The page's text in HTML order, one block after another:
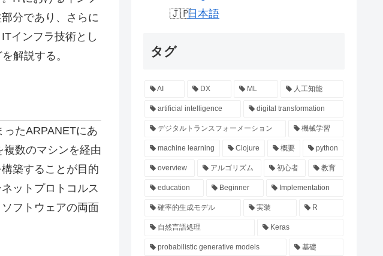
分であり、さらに
インフラ技術とし
解説する。
たARPANETにあ
複数のマシンを経由
築することが目的
ットプロトコルス
フトウェアの両面
日本語
タグ
AI DX ML 人工知能
artificial intelligence digital transformation
デジタルトランスフォーメーション 機械学習
machine learning Clojure 概要 python
overview アルゴリズム 初心者 教育
education Beginner Implementation
確率的生成モデル 実装 R
自然言語処理 Keras
probabilistic generative models 基礎